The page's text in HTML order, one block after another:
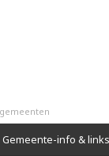
Gemeente-info & links